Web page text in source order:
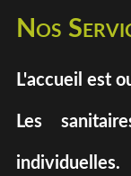
Nos
L'accueil est
Les
individuelles.